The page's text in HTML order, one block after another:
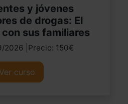
y jóvenes
de drogas: El
sus familiares
2026 |Precio: 150€
Ver curso